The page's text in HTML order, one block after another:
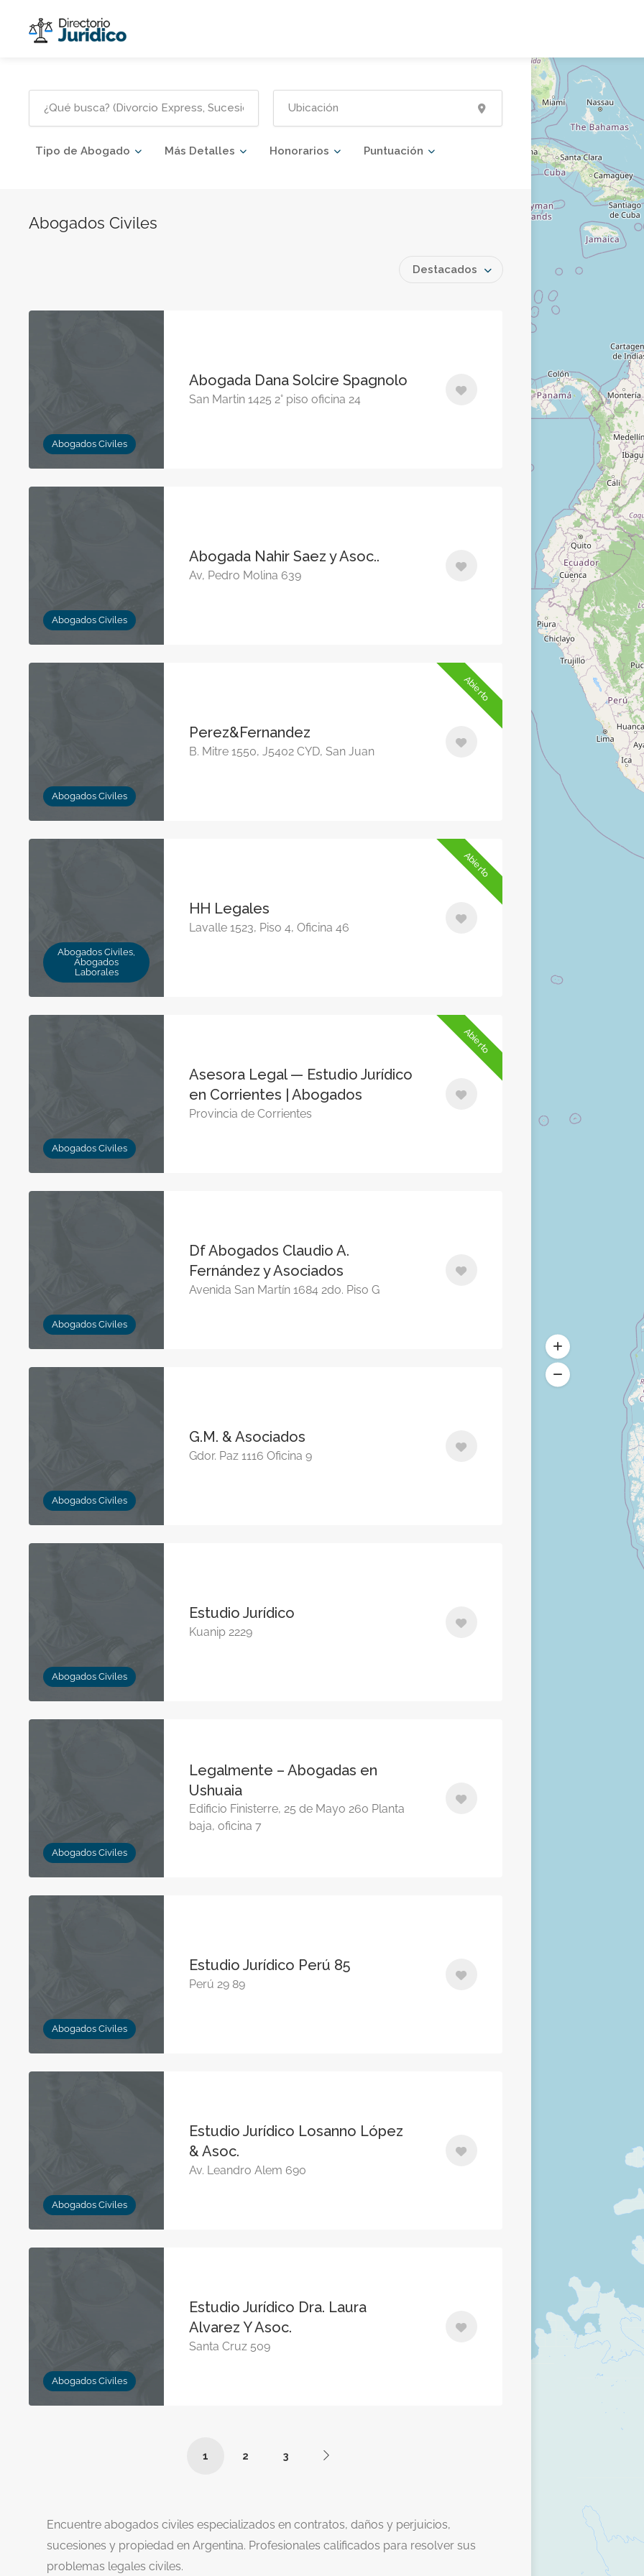
Tipo de Abogado Más Detalles Honorarios Puntuación
Abogados Civiles
Destacados
Abogados Civiles
Abogada Dana Solcire Spagnolo
San Martin 1425 2° piso oficina 24
Abogados Civiles
Abogada Nahir Saez y Asoc..
Av, Pedro Molina 639
Abogados Civiles
Abierto
Perez&Fernandez
B. Mitre 1550, J5402 CYD, San Juan
Abogados Civiles,
Abogados
Laborales
Abierto
HH Legales
Lavalle 1523, Piso 4, Oficina 46
Abogados Civiles
Abierto
Asesora Legal — Estudio Jurídico
en Corrientes | Abogados
Provincia de Corrientes
Abogados Civiles
Df Abogados Claudio A.
Fernández y Asociados
Avenida San Martín 1684 2do. Piso G
Abogados Civiles
G.M. & Asociados
Gdor. Paz 1116 Oficina 9
Abogados Civiles
Estudio Jurídico
Kuanip 2229
Abogados Civiles
Legalmente – Abogadas en
Ushuaia
Edificio Finisterre, 25 de Mayo 260 Planta
baja, oficina 7
Abogados Civiles
Estudio Jurídico Perú 85
Perú 29 89
Abogados Civiles
Estudio Jurídico Losanno López
& Asoc.
Av. Leandro Alem 690
Abogados Civiles
Estudio Jurídico Dra. Laura
Alvarez Y Asoc.
Santa Cruz 509
1 2 3
Encuentre abogados civiles especializados en contratos, daños y perjuicios,
sucesiones y propiedad en Argentina. Profesionales calificados para resolver sus
problemas legales civiles.